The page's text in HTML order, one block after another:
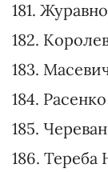
169.
170.
171.
172. Ананян
173.
174.